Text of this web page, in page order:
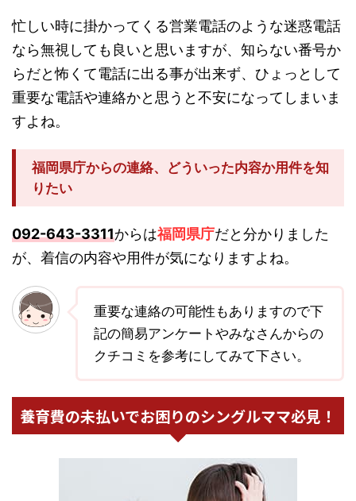
忙しい時に掛かってくる営業電話のような迷惑電話
なら無視しても良いと思いますが、知らない番号か
らだと怖くて電話に出る事が出来ず、ひょっとして
重要な電話や連絡かと思うと不安になってしまいま
すよね。
福岡県庁からの連絡、どういった内容か用件を知
りたい
092-643-3311からは福岡県庁だと分かりました
が、着信の内容や用件が気になりますよね。
重要な連絡の可能性もありますので下
記の簡易アンケートやみなさんからの
クチコミを参考にしてみて下さい。
養育費の未払いでお困りのシングルママ必見！